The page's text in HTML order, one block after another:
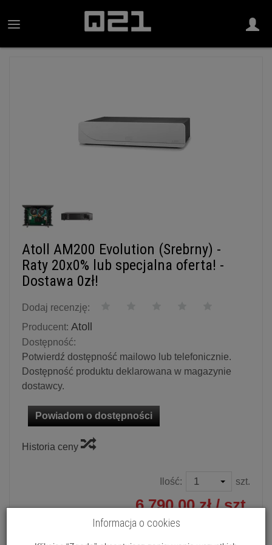
Atoll AM200 Evolution (Srebrny) -
Raty 20x0% lub specjalna oferta! -
Dostawa 0zł!
Dodaj recenzję:
Producent: Atoll
Dostępność:
Potwierdź dostępność mailowo lub telefonicznie.
Dostępność produktu deklarowana w magazynie
dostawcy.
Powiadom o dostępności
Historia ceny
Ilość: szt.
6 790,00 zł/ szt.
Informacja o cookies